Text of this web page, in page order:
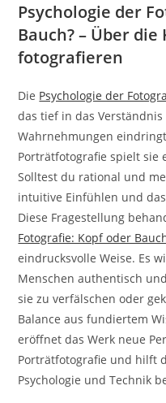
Psychologie der
Bauch? – Über
fotografieren
Die Psychologie der
das tief in das
Wahrnehmungen
Porträtfotografie spielt sie
Solltest du rational und
intuitive Einfühlen und
Diese Fragestellung
Fotografie: Kopf oder
eindrucksvolle Weise. Es
Menschen authentisch
sie zu verfälschen oder
Balance aus fundiertem
eröffnet das Werk neue
Porträtfotografie und hilft
Psychologie und Technik